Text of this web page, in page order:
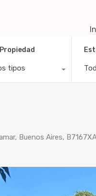
tipos
Buenos Aires,